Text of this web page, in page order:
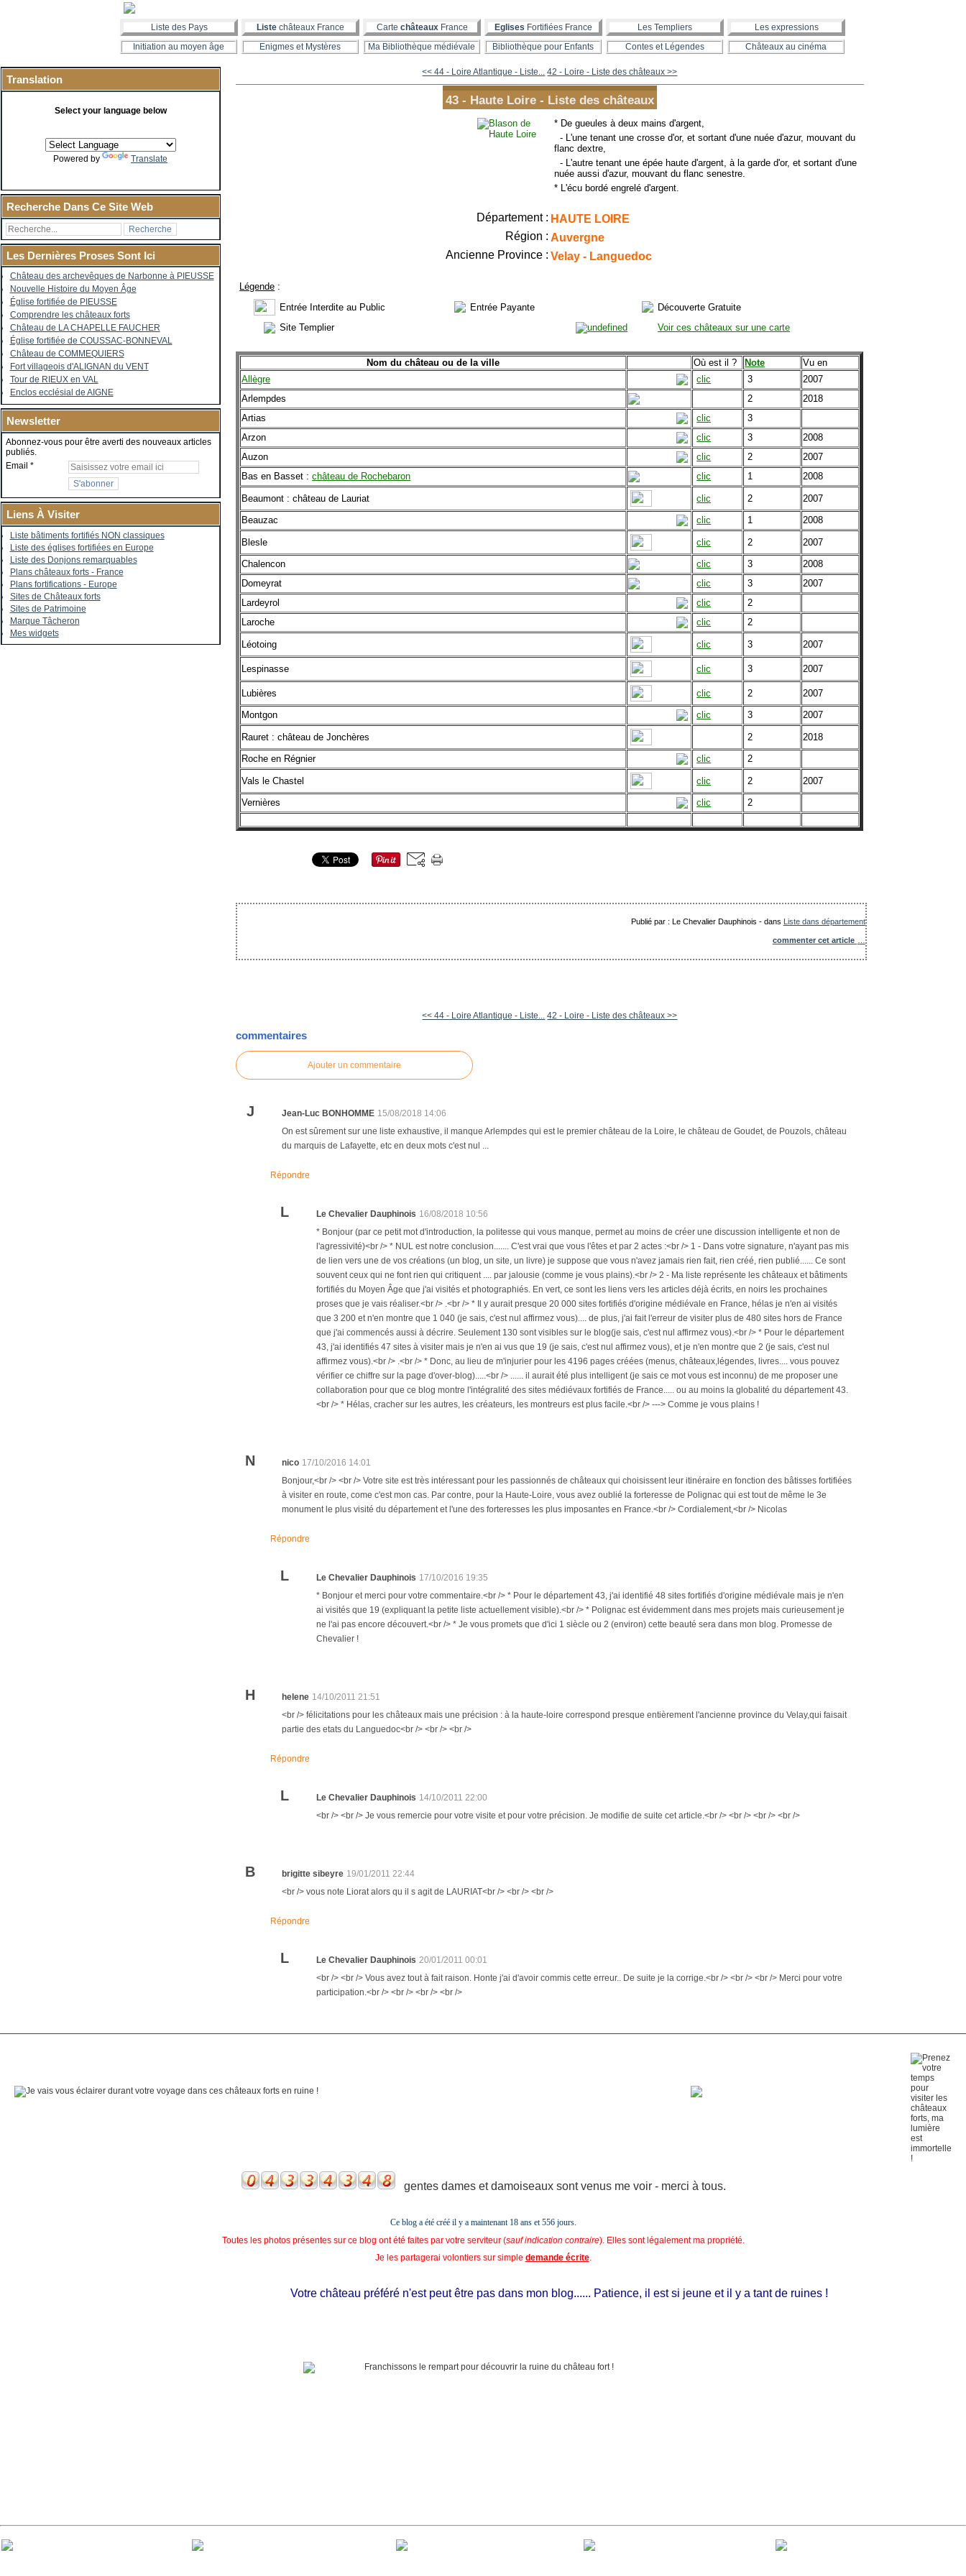
Liste des Pays Liste châteaux France Carte châteauxFrance Eglises Fortifiées France Les Templiers
Les expressions
Initiation au moyen âge
Enigmes et Mystères Ma Bibliothèque médiévale Bibliothèque pour Enfants Contes et Légendes Châteaux au cinéma
Translation
Select your language below
Powered by Translate
Recherche Dans Ce Site Web
Les Dernières Proses Sont Ici
Château des archevêques de Narbonne à PIEUSSE
Nouvelle Histoire du Moyen Âge
Église fortifiée de PIEUSSE
Comprendre les châteaux forts
Château de LA CHAPELLE FAUCHER
Église fortifiée de COUSSAC-BONNEVAL
Château de COMMEQUIERS
Fort villageois d'ALIGNAN du VENT
Tour de RIEUX en VAL
Enclos ecclésial de AIGNE
Newsletter
Abonnez-vous pour être averti des nouveaux articles
publiés.
Email
Liens À Visiter
Liste bâtiments fortifiés NON classiques
Liste des églises fortifiées en Europe
Liste des Donjons remarquables
Plans châteaux forts - France
Plans fortifications - Europe
Sites de Châteaux forts
Sites de Patrimoine
Marque Tâcheron
Mes widgets
<< 44 - Loire Atlantique - Liste... 42 - Loire - Liste des châteaux >>
43 - Haute Loire - Liste des châteaux
* De gueules à deux mains d'argent,
- L'une tenant une crosse d'or, et sortant d'une nuée d'azur, mouvant du
flanc dextre,
- L'autre tenant une épée haute d'argent, à la garde d'or, et sortant d'une
nuée aussi d'azur, mouvant du flanc senestre.
* L'écu bordé engrelé d'argent.
Département : HAUTE LOIRE
Région : Auvergne
Ancienne Province : Velay - Languedoc
Légende :
Entrée Interdite au Public
Entrée Payante
Découverte Gratuite
Site Templier
Voir ces châteaux sur une carte
Nom du château ou de la ville Où est il ? Note
Vu en
Allègre
clic 3
2007
Arlempdes
2
2018
Artias
clic
3
Arzon
clic 3
2008
Auzon
clic 2
2007
Bas en Basset :château de Rochebaron clic 1 2008
Beaumont : château de Lauriat clic 2
2007
Beauzac
clic 1 2008
Blesle clic 2
2007
Chalencon
clic 3
2008
Domeyrat
clic 3
2007
Lardeyrol
clic
2
Laroche
clic 2
Léotoing clic 3 2007
Lespinasse clic 3 2007
Lubières clic 2
2007
Montgon
clic 3 2007
Rauret : château de Jonchères 2
2018
Roche en Régnier
clic 2
Vals le Chastel clic 2
2007
Vernières
clic 2
Publié par : Le Chevalier Dauphinois -dans Liste dans département
commenter cet article
<< 44 - Loire Atlantique - Liste... 42 - Loire - Liste des châteaux >>
commentaires
Ajouter un commentaire
J Jean-Luc BONHOMME 15/08/2018 14:06
On est sûrement sur une liste exhaustive, il manque Arlempdes qui est le premier château de la Loire, le château de Goudet, de Pouzols, château
du marquis de Lafayette, etc en deux mots c'est nul ...
Répondre
L Le Chevalier Dauphinois 16/08/2018 10:56
* Bonjour (par ce petit mot d'introduction, la politesse qui vous manque, permet au moins de créer une discussion intelligente et non de
l'agressivité)<br /> * NUL est notre conclusion....... C'est vrai que vous l'êtes et par 2 actes :<br /> 1 - Dans votre signature, n'ayant pas mis
de lien vers une de vos créations (un blog, un site, un livre) je suppose que vous n'avez jamais rien fait, rien créé, rien publié...... Ce sont
souvent ceux qui ne font rien qui critiquent .... par jalousie (comme je vous plains).<br /> 2 - Ma liste représente les châteaux et bâtiments
fortifiés du Moyen Âge que j'ai visités et photographiés. En vert, ce sont les liens vers les articles déjà écrits, en noirs les prochaines
proses que je vais réaliser.<br /> .<br /> * Il y aurait presque 20 000 sites fortifiés d'origine médiévale en France, hélas je n'en ai visités
que 3 200 et n'en montre que 1 040 (je sais, c'est nul affirmez vous).... de plus, j'ai fait l'erreur de visiter plus de 480 sites hors de France
que j'ai commencés aussi à décrire. Seulement 130 sont visibles sur le blog(je sais, c'est nul affirmez vous).<br /> * Pour le département
43, j'ai identifiés 47 sites à visiter mais je n'en ai vus que 19 (je sais, c'est nul affirmez vous), et je n'en montre que 2 (je sais, c'est nul
affirmez vous).<br /> .<br /> * Donc, au lieu de m'injurier pour les 4196 pages créées (menus, châteaux,légendes, livres.... vous pouvez
vérifier ce chiffre sur la page d'over-blog).....<br /> ...... il aurait été plus intelligent (je sais ce mot vous est inconnu) de me proposer une
collaboration pour que ce blog montre l'intégralité des sites médiévaux fortifiés de France..... ou au moins la globalité du département 43.
<br /> * Hélas, cracher sur les autres, les créateurs, les montreurs est plus facile.<br /> ---> Comme je vous plains !
N nico 17/10/2016 14:01
Bonjour,<br /> <br /> Votre site est très intéressant pour les passionnés de châteaux qui choisissent leur itinéraire en fonction des bâtisses fortifiées
à visiter en route, come c'est mon cas. Par contre, pour la Haute-Loire, vous avez oublié la forteresse de Polignac qui est tout de même le 3e
monument le plus visité du département et l'une des forteresses les plus imposantes en France.<br /> Cordialement,<br /> Nicolas
Répondre
L Le Chevalier Dauphinois 17/10/2016 19:35
* Bonjour et merci pour votre commentaire.<br /> * Pour le département 43, j'ai identifié 48 sites fortifiés d'origine médiévale mais je n'en
ai visités que 19 (expliquant la petite liste actuellement visible).<br /> * Polignac est évidemment dans mes projets mais curieusement je
ne l'ai pas encore découvert.<br /> * Je vous promets que d'ici 1 siècle ou 2 (environ) cette beauté sera dans mon blog. Promesse de
Chevalier !
H helene 14/10/2011 21:51
<br /> félicitations pour les châteaux mais une précision : à la haute-loire correspond presque entièrement l'ancienne province du Velay,qui faisait
partie des etats du Languedoc<br /> <br /> <br />
Répondre
L Le Chevalier Dauphinois 14/10/2011 22:00
<br /> <br /> Je vous remercie pour votre visite et pour votre précision. Je modifie de suite cet article.<br /> <br /> <br /> <br />
B brigitte sibeyre 19/01/2011 22:44
<br /> vous note Liorat alors qu il s agit de LAURIAT<br /> <br /> <br />
Répondre
L Le Chevalier Dauphinois 20/01/2011 00:01
<br /> <br /> Vous avez tout à fait raison. Honte j'ai d'avoir commis cette erreur.. De suite je la corrige.<br /> <br /> <br /> Merci pour votre
participation.<br /> <br /> <br /> <br />
gentes dames et damoiseaux sont venus me voir - merci à tous.
Ce blog a été créé il y a maintenant 18 ans et 556 jours.
Toutes les photos présentes sur ce blog ont été faites par votre serviteur (sauf indication contraire). Elles sont légalement ma propriété.
Je les partagerai volontiers sur simple demande écrite.
Votre château préféré n'est peut être pas dans mon blog...... Patience, il est si jeune et il y a tant de ruines !